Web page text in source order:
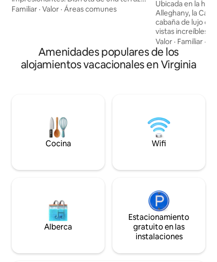
privada de dos niveles con jacuzzi,
ducha relajante con cinco cabezales de
masaje. La cocina está totalmente
equipada y puedes disfrutar de comidas
Familiar · Valor · Áreas comunes
Ubicada en la
Alleghany, la
cabaña de lujo
vistas increíbles y
en una propiedad
Múltiples áreas al
de las vistas y los
incluyen el
al aire libre, la
para encender
Valor · Familiar ·
Amenidades populares de los
alojamientos vacacionales en Virginia
Cocina Wifi
Alberca
Estacionamiento
gratuito en las
instalaciones